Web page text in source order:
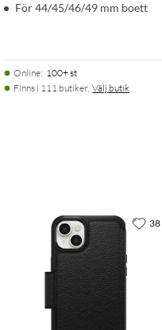
För 44/45/46/49 mm boett
Online: 100+ st
Finns i 111 butiker. Välj butik
38